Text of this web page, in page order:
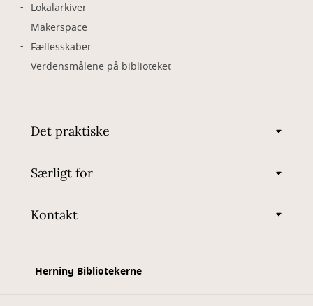
Lokalarkiver
Makerspace
Fællesskaber
Verdensmålene på biblioteket
Det praktiske
Særligt for
Kontakt
Herning Bibliotekerne